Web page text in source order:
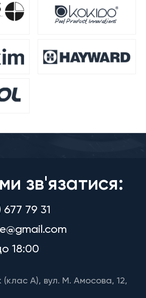
зв'язатися:
79 31
18:00
(клас A), вул. М. Амосова, 12,